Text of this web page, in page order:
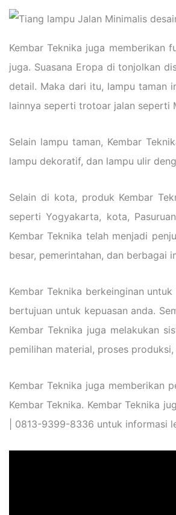
Kembar Teknika juga memberikan
juga. Suasana Eropa di tonjolkan
detail. Maka dari itu, lampu taman
lainnya seperti trotoar jalan seperti
Selain lampu taman, Kembar
lampu dekoratif, dan lampu ulir
Selain di kota, produk Kembar
seperti Yogyakarta, kota,
Kembar Teknika telah menjadi
besar, pemerintahan, dan berbagai
Kembar Teknika berkeinginan
bertujuan untuk kepuasan anda.
Kembar Teknika juga melakukan
pemilihan material, proses
Kembar Teknika juga memberikan
Kembar Teknika. Kembar Teknika
| 0813-9399-8336 untuk informasi